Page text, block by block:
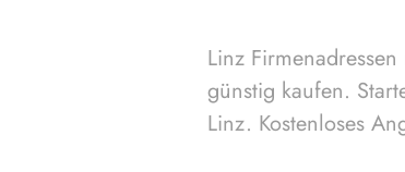
Linz
günstig kaufen.
Linz. Kostenloses